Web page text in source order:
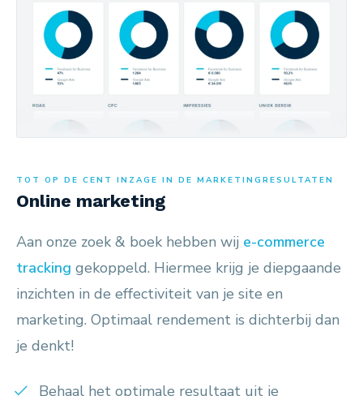
TOT OP DE CENT INZAGE IN DE MARKETINGRESULTATEN
Online marketing
Aan onze zoek & boek hebben wij e-commerce
tracking gekoppeld. Hiermee krijg je diepgaande
inzichten in de effectiviteit van je site en
marketing. Optimaal rendement is dichterbij dan
je denkt!
Behaal het optimale resultaat uit je